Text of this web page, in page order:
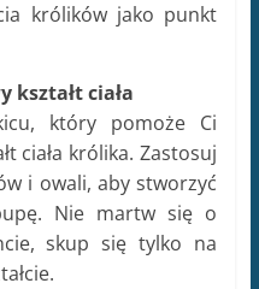
więc teraz czas,
na szczycie głowy.
i delikatny nos.
duże
głowy.
ciała
szczegółowego